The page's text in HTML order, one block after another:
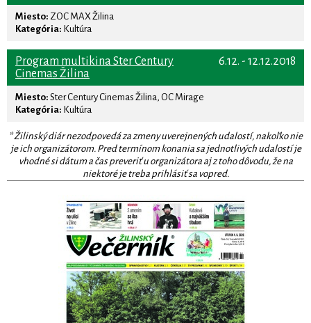
Miesto: ZOC MAX Žilina
Kategória: Kultúra
6.12. - 12.12.2018
Program multikina Ster Century
Cinemas Žilina
Miesto: Ster Century Cinemas Žilina, OC Mirage
Kategória: Kultúra
* Žilinský diár nezodpovedá za zmeny uverejnených udalostí, nakoľko nie
je ich organizátorom. Pred termínom konania sa jednotlivých udalostí je
vhodné si dátum a čas preveriť u organizátora aj z toho dôvodu, že na
niektoré je treba prihlásiť sa vopred.